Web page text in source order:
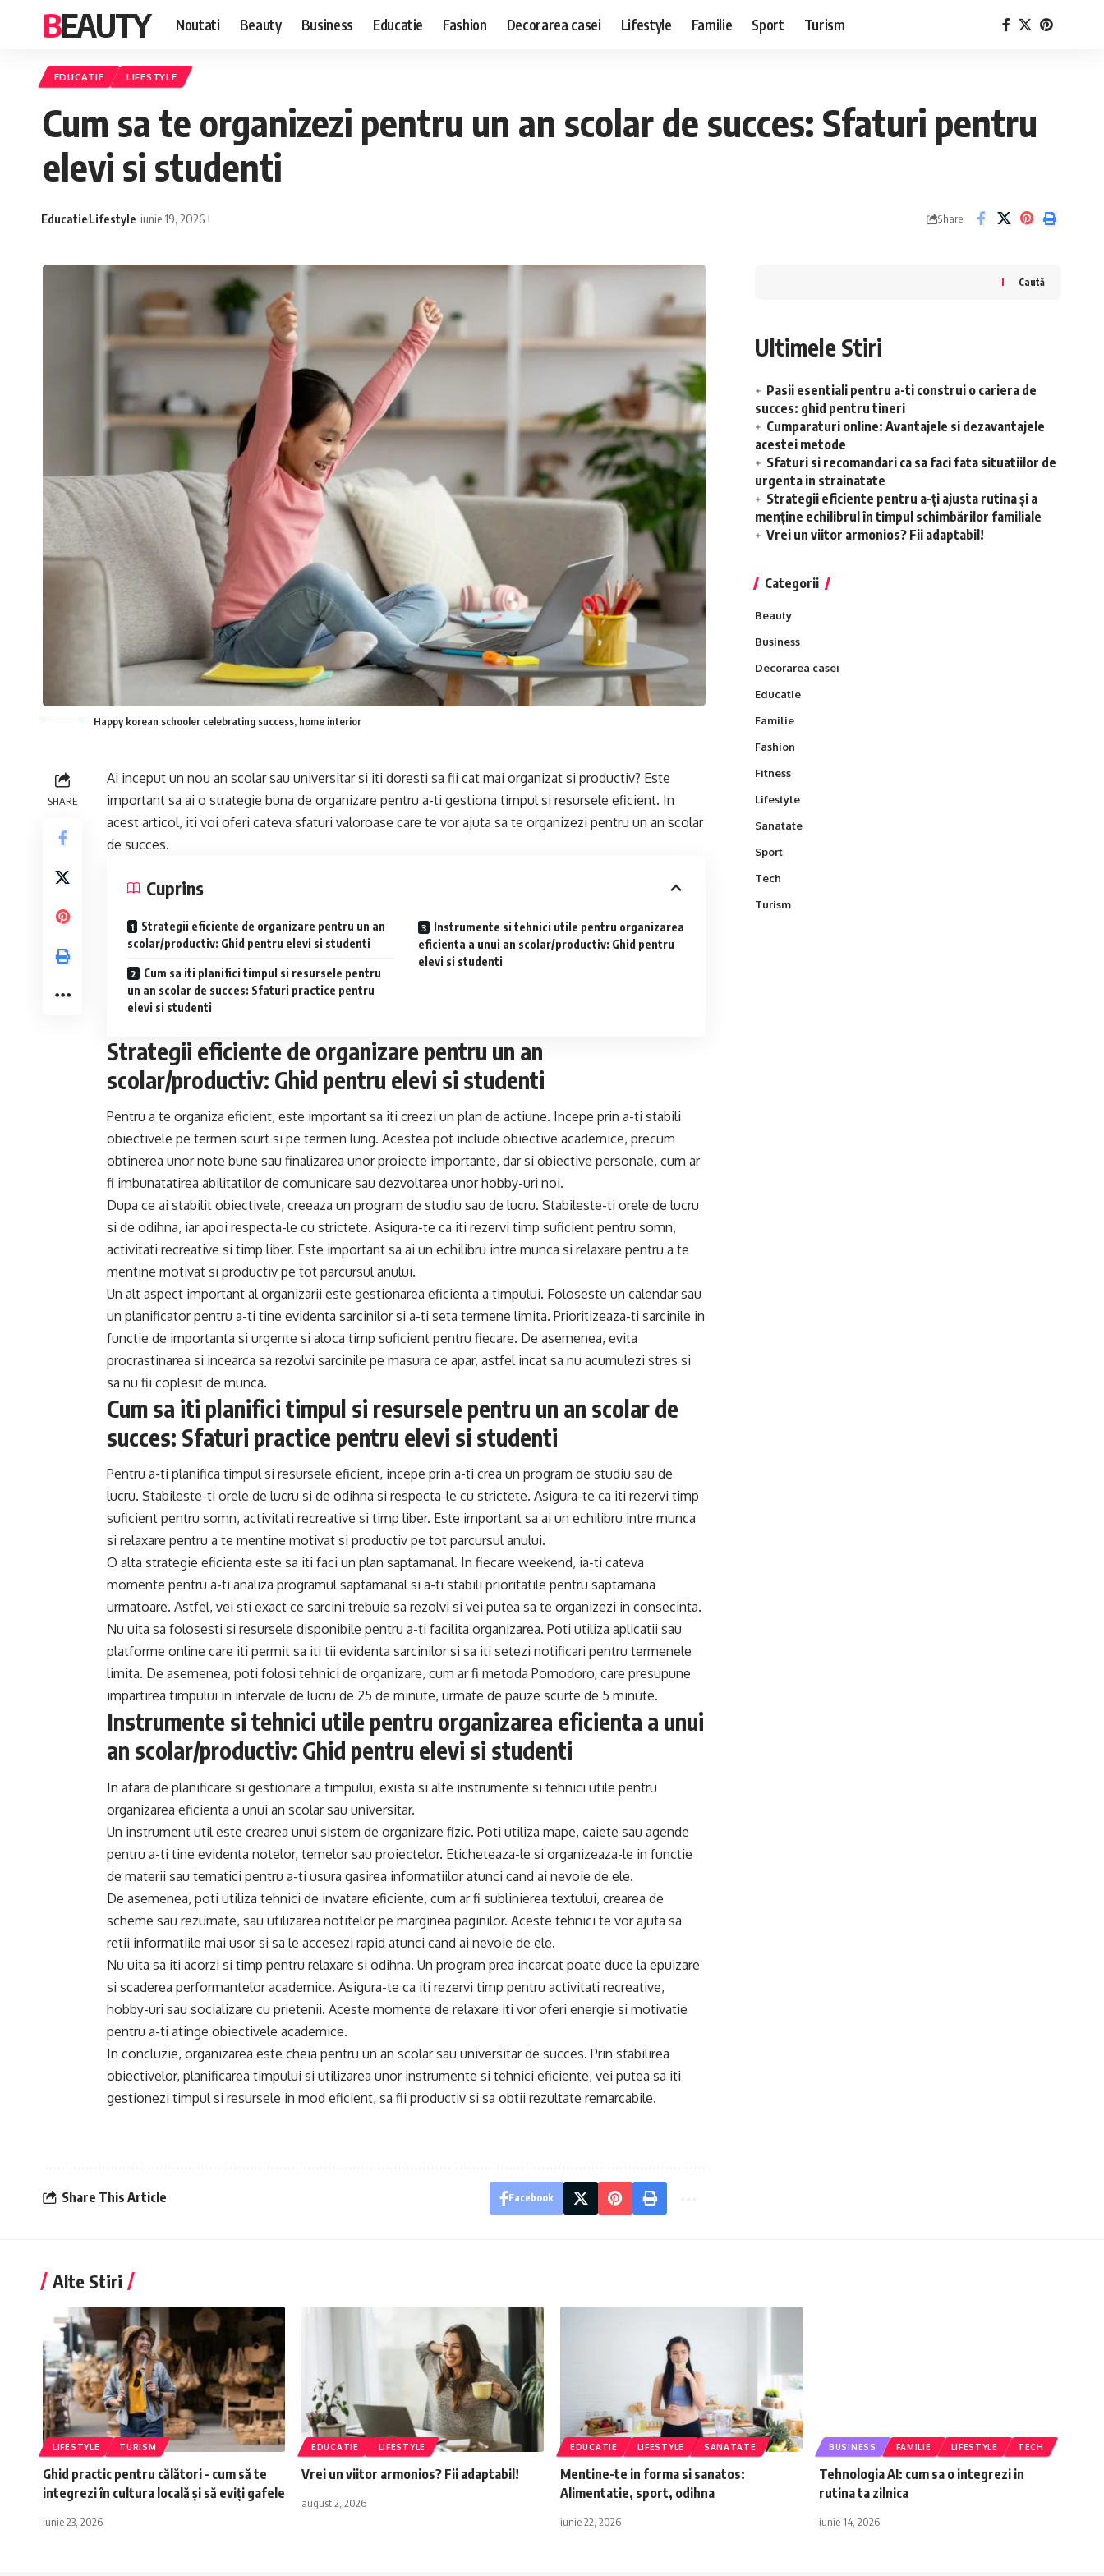
BEAUTY Noutati Beauty Business Educatie Fashion Decorarea casei Lifestyle Familie Sport Turism
EDUCATIE LIFESTYLE
Cum sa te organizezi pentru un an scolar de succes: Sfaturi pentru
elevi si studenti
EducatieLifestyle iunie 19, 2026 Share
Happy korean schooler celebrating success, home interior
SHARE
Ai inceput un nou an scolar sau universitar si iti doresti sa fii cat mai organizat si productiv? Este
important sa ai o strategie buna de organizare pentru a-ti gestiona timpul si resursele eficient. In
acest articol, iti voi oferi cateva sfaturi valoroase care te vor ajuta sa te organizezi pentru un an scolar
de succes.
Cuprins
Strategii eficiente de organizare pentru un an
scolar/productiv: Ghid pentru elevi si studenti
Cum sa iti planifici timpul si resursele pentru
un an scolar de succes: Sfaturi practice pentru
elevi si studenti
Instrumente si tehnici utile pentru organizarea
eficienta a unui an scolar/productiv: Ghid pentru
elevi si studenti
Strategii eficiente de organizare pentru un an
scolar/productiv: Ghid pentru elevi si studenti
Pentru a te organiza eficient, este important sa iti creezi un plan de actiune. Incepe prin a-ti stabili
obiectivele pe termen scurt si pe termen lung. Acestea pot include obiective academice, precum
obtinerea unor note bune sau finalizarea unor proiecte importante, dar si obiective personale, cum ar
fi imbunatatirea abilitatilor de comunicare sau dezvoltarea unor hobby-uri noi.
Dupa ce ai stabilit obiectivele, creeaza un program de studiu sau de lucru. Stabileste-ti orele de lucru
si de odihna, iar apoi respecta-le cu strictete. Asigura-te ca iti rezervi timp suficient pentru somn,
activitati recreative si timp liber. Este important sa ai un echilibru intre munca si relaxare pentru a te
mentine motivat si productiv pe tot parcursul anului.
Un alt aspect important al organizarii este gestionarea eficienta a timpului. Foloseste un calendar sau
un planificator pentru a-ti tine evidenta sarcinilor si a-ti seta termene limita. Prioritizeaza-ti sarcinile in
functie de importanta si urgente si aloca timp suficient pentru fiecare. De asemenea, evita
procrastinarea si incearca sa rezolvi sarcinile pe masura ce apar, astfel incat sa nu acumulezi stres si
sa nu fii coplesit de munca.
Cum sa iti planifici timpul si resursele pentru un an scolar de
succes: Sfaturi practice pentru elevi si studenti
Pentru a-ti planifica timpul si resursele eficient, incepe prin a-ti crea un program de studiu sau de
lucru. Stabileste-ti orele de lucru si de odihna si respecta-le cu strictete. Asigura-te ca iti rezervi timp
suficient pentru somn, activitati recreative si timp liber. Este important sa ai un echilibru intre munca
si relaxare pentru a te mentine motivat si productiv pe tot parcursul anului.
O alta strategie eficienta este sa iti faci un plan saptamanal. In fiecare weekend, ia-ti cateva
momente pentru a-ti analiza programul saptamanal si a-ti stabili prioritatile pentru saptamana
urmatoare. Astfel, vei sti exact ce sarcini trebuie sa rezolvi si vei putea sa te organizezi in consecinta.
Nu uita sa folosesti si resursele disponibile pentru a-ti facilita organizarea. Poti utiliza aplicatii sau
platforme online care iti permit sa iti tii evidenta sarcinilor si sa iti setezi notificari pentru termenele
limita. De asemenea, poti folosi tehnici de organizare, cum ar fi metoda Pomodoro, care presupune
impartirea timpului in intervale de lucru de 25 de minute, urmate de pauze scurte de 5 minute.
Instrumente si tehnici utile pentru organizarea eficienta a unui
an scolar/productiv: Ghid pentru elevi si studenti
In afara de planificare si gestionare a timpului, exista si alte instrumente si tehnici utile pentru
organizarea eficienta a unui an scolar sau universitar.
Un instrument util este crearea unui sistem de organizare fizic. Poti utiliza mape, caiete sau agende
pentru a-ti tine evidenta notelor, temelor sau proiectelor. Eticheteaza-le si organizeaza-le in functie
de materii sau tematici pentru a-ti usura gasirea informatiilor atunci cand ai nevoie de ele.
De asemenea, poti utiliza tehnici de invatare eficiente, cum ar fi sublinierea textului, crearea de
scheme sau rezumate, sau utilizarea notitelor pe marginea paginilor. Aceste tehnici te vor ajuta sa
retii informatiile mai usor si sa le accesezi rapid atunci cand ai nevoie de ele.
Nu uita sa iti acorzi si timp pentru relaxare si odihna. Un program prea incarcat poate duce la epuizare
si scaderea performantelor academice. Asigura-te ca iti rezervi timp pentru activitati recreative,
hobby-uri sau socializare cu prietenii. Aceste momente de relaxare iti vor oferi energie si motivatie
pentru a-ti atinge obiectivele academice.
In concluzie, organizarea este cheia pentru un an scolar sau universitar de succes. Prin stabilirea
obiectivelor, planificarea timpului si utilizarea unor instrumente si tehnici eficiente, vei putea sa iti
gestionezi timpul si resursele in mod eficient, sa fii productiv si sa obtii rezultate remarcabile.
Share This Article Facebook
Caută
Ultimele Stiri
Pasii esentiali pentru a-ti construi o cariera de
succes: ghid pentru tineri
Cumparaturi online: Avantajele si dezavantajele
acestei metode
Sfaturi si recomandari ca sa faci fata situatiilor de
urgenta in strainatate
Strategii eficiente pentru a-ți ajusta rutina și a
menține echilibrul în timpul schimbărilor familiale
Vrei un viitor armonios? Fii adaptabil!
Categorii
Beauty
Business
Decorarea casei
Educatie
Familie
Fashion
Fitness
Lifestyle
Sanatate
Sport
Tech
Turism
Alte Stiri
LIFESTYLE TURISM
Ghid practic pentru călători – cum să te
integrezi în cultura locală și să eviți gafele
iunie 23, 2026
EDUCATIE LIFESTYLE
Vrei un viitor armonios? Fii adaptabil!
august 2, 2026
EDUCATIE LIFESTYLE SANATATE
Mentine-te in forma si sanatos:
Alimentatie, sport, odihna
iunie 22, 2026
BUSINESS FAMILIE LIFESTYLE TECH
Tehnologia AI: cum sa o integrezi in
rutina ta zilnica
iunie 14, 2026